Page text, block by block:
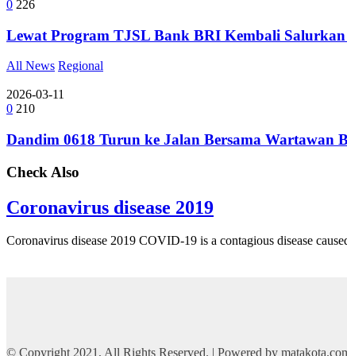
0 226
Lewat Program TJSL Bank BRI Kembali
All News Regional
2026-03-11
0 210
Dandim 0618 Turun ke Jalan Bersama Wartawan
Check Also
Coronavirus disease 2019
Coronavirus disease 2019 COVID-19 is a contagious disease
© Copyright 2021, All Rights Reserved. | Powered by